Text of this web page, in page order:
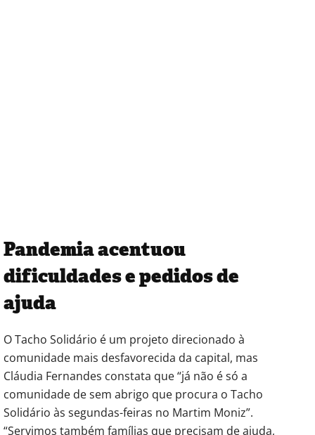
Pandemia acentuou
dificuldades e pedidos de
ajuda
O Tacho Solidário é um projeto direcionado à
comunidade mais desfavorecida da capital, mas
Cláudia Fernandes constata que “já não é só a
comunidade de sem abrigo que procura o Tacho
Solidário às segundas-feiras no Martim Moniz”.
“Servimos também famílias que precisam de ajuda,